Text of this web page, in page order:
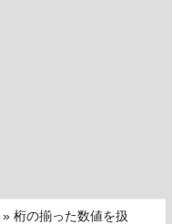
» 桁の揃った数値を扱